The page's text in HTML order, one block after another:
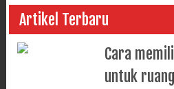
Artikel Terbaru
Cara
untuk